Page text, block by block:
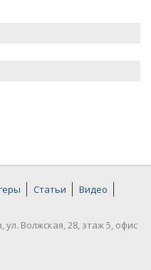
Статьи
Видео
ул. Волжская, 28, этаж 5, офис